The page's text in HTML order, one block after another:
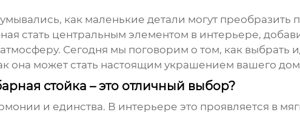
как маленькие детали могут преобразить
стать центральным элементом в интерьере,
Сегодня мы поговорим о том, как
она может стать настоящим украшением вашего
стойка – это отличный выбор?
и единства. В интерьере это проявляется в